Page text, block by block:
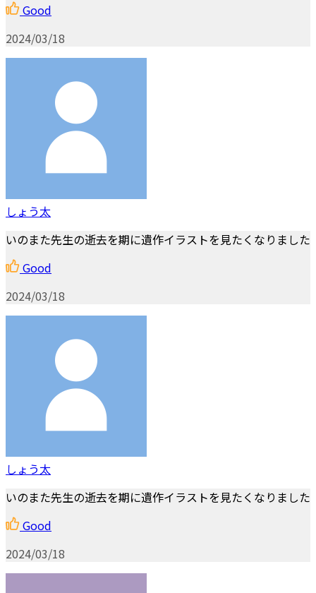
Good
2024/03/18
しょう太
いのまた先生の逝去を期に遺作イラストを見たくなりました
Good
2024/03/18
しょう太
いのまた先生の逝去を期に遺作イラストを見たくなりました
Good
2024/03/18